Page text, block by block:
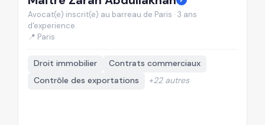
Avocat(e) inscrit(e) au barreau de Paris · 3 ans
d'experience.
📍 Paris
Droit immobilier
Contrats commerciaux
Contrôle des exportations
+22 autres